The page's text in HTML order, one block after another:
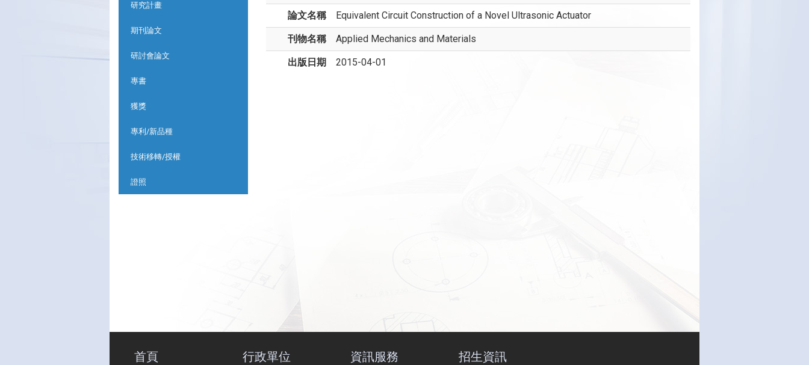
研究計畫
期刊論文
研討會論文
專書
獲獎
專利/新品種
技術移轉/授權
證照
論文名稱 Equivalent Circuit Construction of a Novel Ultrasonic Actuator
刊物名稱 Applied Mechanics and Materials
出版日期 2015-04-01
首頁 行政單位 資訊服務 招生資訊